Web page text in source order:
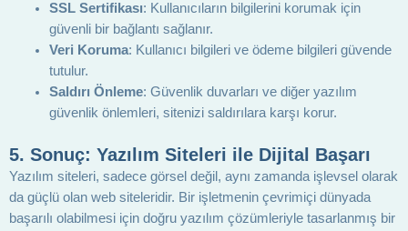
SSL Sertifikası: Kullanıcıların bilgilerini korumak için
güvenli bir bağlantı sağlanır.
Veri Koruma: Kullanıcı bilgileri ve ödeme bilgileri güvende
tutulur.
Saldırı Önleme: Güvenlik duvarları ve diğer yazılım
güvenlik önlemleri, sitenizi saldırılara karşı korur.
5. Sonuç: Yazılım Siteleri ile Dijital Başarı
Yazılım siteleri, sadece görsel değil, aynı zamanda işlevsel olarak
da güçlü olan web siteleridir. Bir işletmenin çevrimiçi dünyada
başarılı olabilmesi için doğru yazılım çözümleriyle tasarlanmış bir